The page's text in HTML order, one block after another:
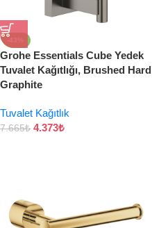
-43%
Grohe Essentials Cube Yedek
Tuvalet Kağıtlığı, Brushed Hard
Graphite
Tuvalet Kağıtlık
7.665₺ 4.373₺